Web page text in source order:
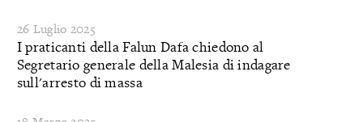
26 Luglio 2025
I praticanti della Falun Dafa chiedono al
Segretario generale della Malesia di indagare
sull'arresto di massa